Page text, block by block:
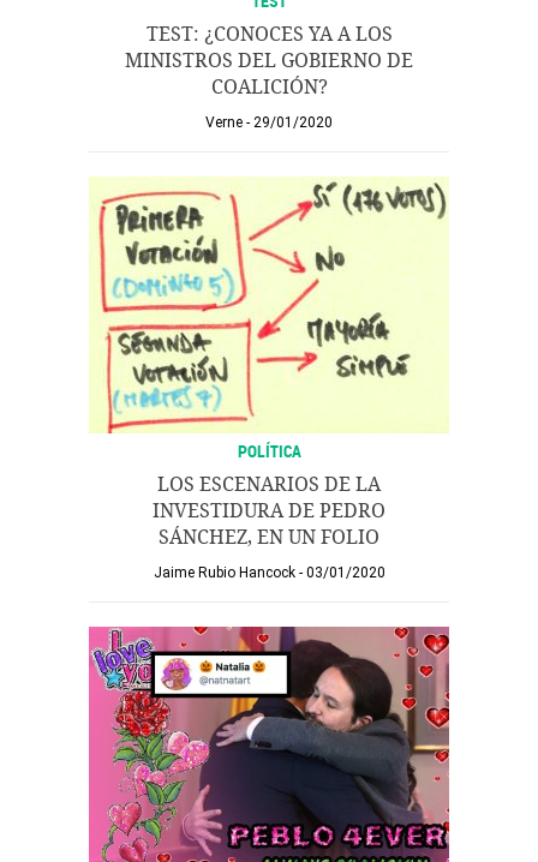
TEST: ¿CONOCES YA A LOS
MINISTROS DEL GOBIERNO DE
COALICIÓN?
Verne 29/01/2020
POLÍTICA
LOS ESCENARIOS DE LA
INVESTIDURA DE PEDRO
SÁNCHEZ, EN UN FOLIO
Jaime Rubio Hancock 03/01/2020